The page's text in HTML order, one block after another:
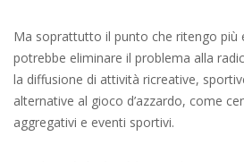
Ma soprattutto il punto che ritengo più
potrebbe eliminare il problema alla
la diffusione di attività ricreative,
alternative al gioco d’azzardo, come
aggregativi e eventi sportivi.